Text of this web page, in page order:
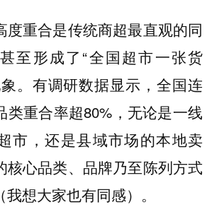
度重合是传统商超最直观的同
至形成了“全国超市一张货
。有调研数据显示，全国连
类重合率超80%，无论是一线
市，还是县域市场的本地卖
核心品类、品牌乃至陈列方式
想大家也有同感）。